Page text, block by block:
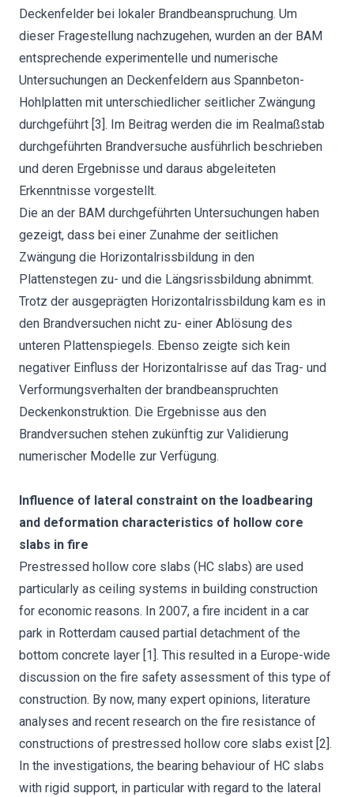
Deckenfelder bei lokaler Brandbeanspruchung. Um
dieser Fragestellung nachzugehen, wurden an der BAM
entsprechende experimentelle und numerische
Untersuchungen an Deckenfeldern aus Spannbeton-
Hohlplatten mit unterschiedlicher seitlicher Zwängung
durchgeführt [3]. Im Beitrag werden die im Realmaßstab
durchgeführten Brandversuche ausführlich beschrieben
und deren Ergebnisse und daraus abgeleiteten
Erkenntnisse vorgestellt.
Die an der BAM durchgeführten Untersuchungen haben
gezeigt, dass bei einer Zunahme der seitlichen
Zwängung die Horizontalrissbildung in den
Plattenstegen zu- und die Längsrissbildung abnimmt.
Trotz der ausgeprägten Horizontalrissbildung kam es in
den Brandversuchen nicht zu- einer Ablösung des
unteren Plattenspiegels. Ebenso zeigte sich kein
negativer Einfluss der Horizontalrisse auf das Trag- und
Verformungsverhalten der brandbeanspruchten
Deckenkonstruktion. Die Ergebnisse aus den
Brandversuchen stehen zukünftig zur Validierung
numerischer Modelle zur Verfügung.
Influence of lateral constraint on the loadbearing
and deformation characteristics of hollow core
slabs in fire
Prestressed hollow core slabs (HC slabs) are used
particularly as ceiling systems in building construction
for economic reasons. In 2007, a fire incident in a car
park in Rotterdam caused partial detachment of the
bottom concrete layer [1]. This resulted in a Europe-wide
discussion on the fire safety assessment of this type of
construction. By now, many expert opinions, literature
analyses and recent research on the fire resistance of
constructions of prestressed hollow core slabs exist [2].
In the investigations, the bearing behaviour of HC slabs
with rigid support, in particular with regard to the lateral